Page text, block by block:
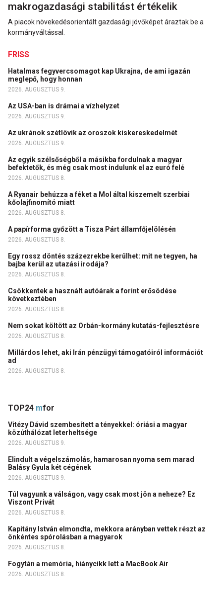
makrogazdasági stabilitást értékelik
A piacok növekedésorientált gazdasági jövőképet áraztak be a
kormányváltással.
FRISS
Hatalmas fegyvercsomagot kap Ukrajna, de ami igazán
meglepő, hogy honnan
2026. AUGUSZTUS 9.
Az USA-ban is drámai a vízhelyzet
2026. AUGUSZTUS 9.
Az ukránok szétlövik az oroszok kiskereskedelmét
2026. AUGUSZTUS 9.
Az egyik szélsőségből a másikba fordulnak a magyar
befektetők, és még csak most indulunk el az euró felé
2026. AUGUSZTUS 8.
A Ryanair behúzza a féket a Mol által kiszemelt szerbiai
kőolajfinomító miatt
2026. AUGUSZTUS 8.
A papírforma győzött a Tisza Párt államfőjelölésén
2026. AUGUSZTUS 8.
Egy rossz döntés százezrekbe kerülhet: mit ne tegyen, ha
bajba kerül az utazási irodája?
2026. AUGUSZTUS 8.
Csökkentek a használt autóárak a forint erősödése
következtében
2026. AUGUSZTUS 8.
Nem sokat költött az Orbán-kormány kutatás-fejlesztésre
2026. AUGUSZTUS 8.
Millárdos lehet, aki Irán pénzügyi támogatóiról információt
ad
2026. AUGUSZTUS 8.
TOP24 mfor
Vitézy Dávid szembesített a tényekkel: óriási a magyar
közúthálózat leterheltsége
2026. AUGUSZTUS 9.
Elindult a végelszámolás, hamarosan nyoma sem marad
Balásy Gyula két cégének
2026. AUGUSZTUS 9.
Túl vagyunk a válságon, vagy csak most jön a neheze? Ez
Viszont Privát
2026. AUGUSZTUS 8.
Kapitány István elmondta, mekkora arányban vettek részt az
önkéntes spórolásban a magyarok
2026. AUGUSZTUS 8.
Fogytán a memória, hiánycikk lett a MacBook Air
2026. AUGUSZTUS 8.